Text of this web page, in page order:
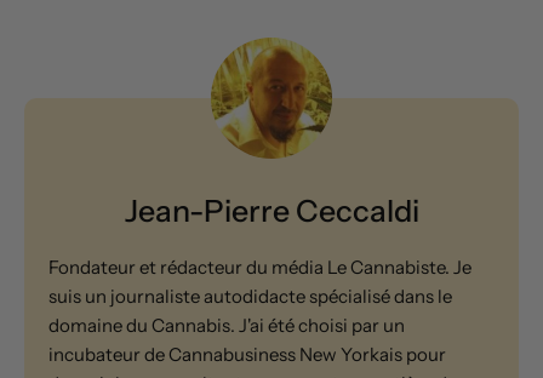
Jean-Pierre Ceccaldi
Fondateur et rédacteur du média Le Cannabiste. Je
suis un journaliste autodidacte spécialisé dans le
domaine du Cannabis. J'ai été choisi par un
incubateur de Cannabusiness New Yorkais pour